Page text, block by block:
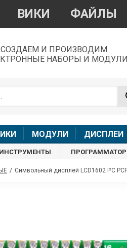
ВИКИ ФАЙЛЫ
И ПРОИЗВОДИМ
НАБОРЫ И
МОДУЛИ ДИСПЛЕИ
ИНСТРУМЕНТЫ
/ Символьный дисплей LCD1602 I²C
По